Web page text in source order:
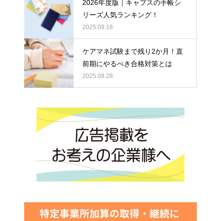
2026年度版｜キャプスの手帳シ
リーズ人気ランキング！
2025.09.18
ケアマネ試験まで残り2か月！直
前期にやるべき合格対策とは
2025.08.28